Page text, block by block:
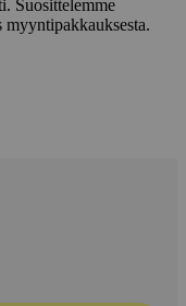
Suosittelemme
myyntipakkauksesta.